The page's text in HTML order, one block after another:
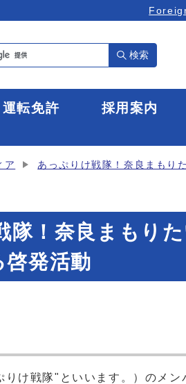
検索
運転免許 採用案内
ア あっぷりけ戦隊！奈良まもり
隊！奈良まもり
発活動
け戦隊"といいます。）のメ